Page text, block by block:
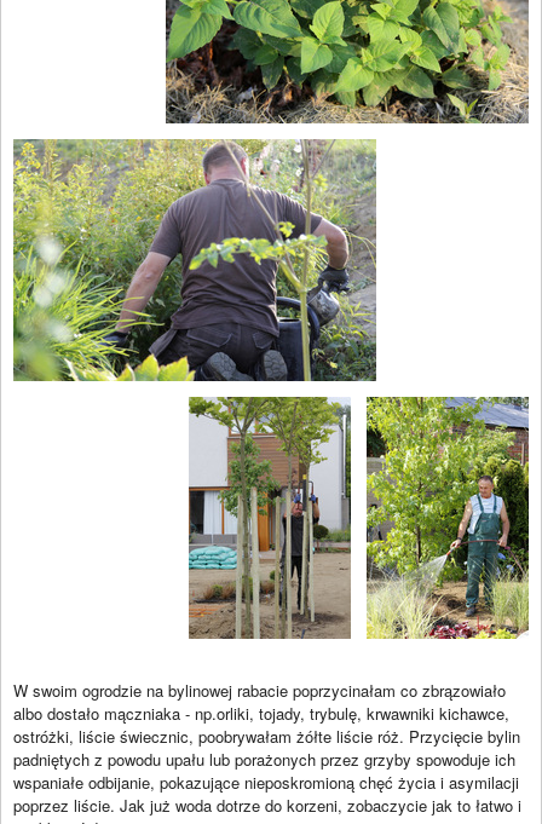
W swoim ogrodzie na bylinowej rabacie poprzycinałam co zbrązowiało
albo dostało mączniaka - np.orliki, tojady, trybulę, krwawniki kichawce,
ostróżki, liście świecznic, poobrywałam żółte liście róż. Przycięcie bylin
padniętych z powodu upału lub porażonych przez grzyby spowoduje ich
wspaniałe odbijanie, pokazujące nieposkromioną chęć życia i asymilacji
poprzez liście. Jak już woda dotrze do korzeni, zobaczycie jak to łatwo i